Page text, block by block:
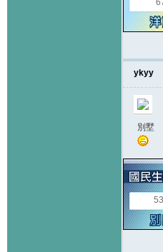
ykyy
別墅